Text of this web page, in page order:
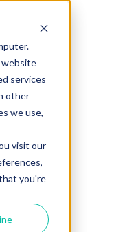
website
services
other
we use,
visit our
you're